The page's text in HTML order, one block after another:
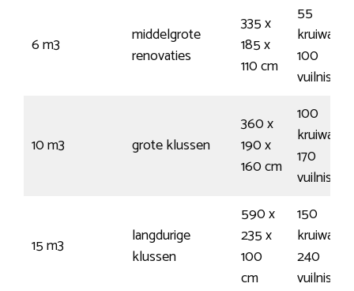
6 m3
middelgrote
renovaties
335 x
185 x
110 cm
55
100
10 m3 grote klussen
360 x
190 x
160 cm
100
170
15 m3
langdurige
klussen
590 x
235 x
100
cm
150
240